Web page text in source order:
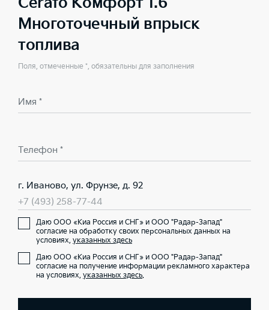
Многоточечный впрыск
топлива
Поля, отмеченные *, обязательны для заполнения
Имя *
Телефон *
г. Иваново, ул. Фрунзе, д. 92
+7 (493) 258-77-44
Даю ООО «Киа Россия и СНГ» и ООО "Радар-Запад"
согласие на обработку своих персональных данных на
условиях, указанных здесь
Даю ООО «Киа Россия и СНГ» и ООО "Радар-Запад"
согласие на получение информации рекламного характера
на условиях, указанных здесь.